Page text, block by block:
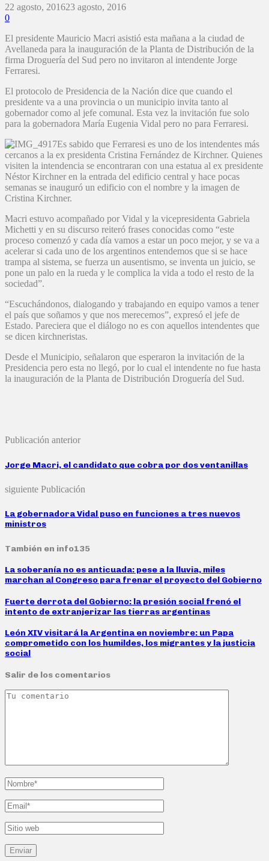
22 agosto, 201623 agosto, 2016
0
El presidente Mauricio Macri asistió esta mañana a la ciudad de
Avellaneda para la inauguración de la Planta de Distribución de la
firma Droguería del Sud pero no invitaron al intendente Jorge
Ferraresi.
El protocolo de Presidencia de la Nación dice que cuando el
presidente va a una provincia o un municipio invita tanto al
gobernador como al jefe comunal. Esta vez la invitación fue solo
para la gobernadora María Eugenia Vidal pero no para Ferraresi.
Es sabido que Ferraresi es uno de los intendentes más
cercanos a la ex presidenta Cristina Fernández de Kirchner. Quienes
visiten la intendencia se encontraran con una estatua al ex presidente
Néstor Kirchner en la entrada del edificio central y hace pocas
semanas se inauguró un edificio con el nombre y la imagen de
Cristina Kirchner.
Macri estuvo acompañado por Vidal y la vicepresidenta Gabriela
Michetti y en su discurso reiteró frases conocidas como “este
proceso comenzó y cada día vamos a estar un poco mejor, y se va a
acelerar si cada uno de los argentinos entendemos que si se hace
trampa al sistema, se fuerza un ausentismo, se inventa un juicio, se
pone un palo en la rueda y le complica la vida a todo el resto de la
sociedad”.
“Escuchándonos, dialogando y trabajando en equipo vamos a tener
el país que soñamos y que nos merecemos”, expresó el jefe de
Estado. Pareciera que el diálogo no es con aquellos intendentes que
se dicen kirchneristas.
Desde el Municipio, señalaron que esperaron la invitación de la
Presidencia pero esta no llegó, por lo cual el intendente no fue hasta
la inauguración de la Planta de Distribución Droguería del Sud.
Publicación anterior
Jorge Macri, el candidato que cobra por dos ventanillas
siguiente Publicación
La gobernadora Vidal puso en funciones a tres nuevos
ministros
También en info135
La soberanía no es anticuada: pese a la lluvia, miles
marchan al Congreso para frenar el proyecto del Gobierno
Fuerte derrota del Gobierno: la presión social frenó el
intento de extranjerizar las tierras argentinas
León XIV visitará la Argentina en noviembre: un Papa
comprometido con los humildes, los migrantes y la justicia
social
Salir de los comentarios